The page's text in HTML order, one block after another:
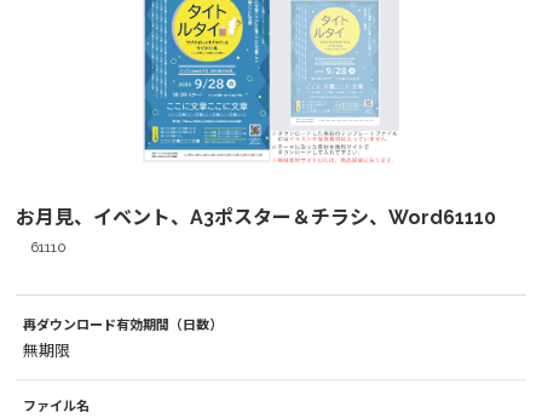
お月見、イベント、A3ポスター＆チラシ、Word61110
61110
再ダウンロード有効期間（日数）
無期限
ファイル名